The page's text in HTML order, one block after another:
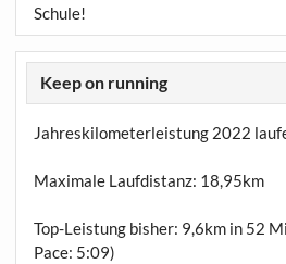
Schule!
Keep on running
Jahreskilometerleistung 2022
Maximale Laufdistanz: 18,95km
Top-Leistung bisher: 9,6km in 52
Pace: 5:09)